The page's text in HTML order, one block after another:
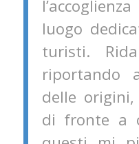
luogo
turisti.
riportando
delle
di fronte a